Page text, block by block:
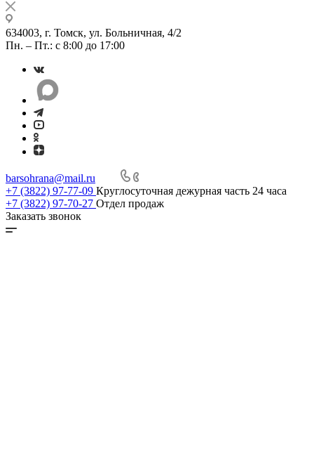
634003, г. Томск, ул. Больничная, 4/2
Пн. – Пт.: с 8:00 до 17:00
barsohrana@mail.ru
+7 (3822) 97-77-09 Круглосуточная дежурная часть 24 часа
+7 (3822) 97-70-27 Отдел продаж
Заказать звонок